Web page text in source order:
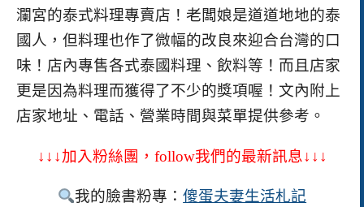
瀾宮的泰式料理專賣店！老闆娘是道道地地的泰
國人，但料理也作了微幅的改良來迎合台灣的口
味！店內專售各式泰國料理、飲料等！而且店家
更是因為料理而獲得了不少的獎項喔！ 文內附上
店家地址、電話、營業時間與菜單提供參考。
↓↓↓加入粉絲團， follow我們的最新訊息↓↓↓
我的臉書粉專：傻蛋夫妻生活札記